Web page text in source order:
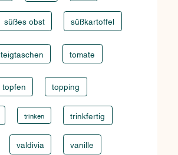
süßes obst süßkartoffel
teigtaschen tomate
topfen topping
trinken trinkfertig
valdivia vanille